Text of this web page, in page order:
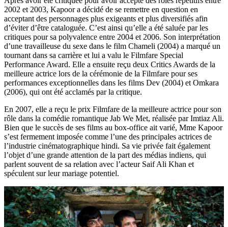
2002 et 2003, Kapoor a décidé de se remettre en question en
acceptant des personnages plus exigeants et plus diversifiés afin
d’éviter d’être cataloguée. C’est ainsi qu’elle a été saluée par les
critiques pour sa polyvalence entre 2004 et 2006. Son interprétation
d’une travailleuse du sexe dans le film Chameli (2004) a marqué un
tournant dans sa carrière et lui a valu le Filmfare Special
Performance Award. Elle a ensuite reçu deux Critics Awards de la
meilleure actrice lors de la cérémonie de la Filmfare pour ses
performances exceptionnelles dans les films Dev (2004) et Omkara
(2006), qui ont été acclamés par la critique.
En 2007, elle a reçu le prix Filmfare de la meilleure actrice pour son
rôle dans la comédie romantique Jab We Met, réalisée par Imtiaz Ali.
Bien que le succès de ses films au box-office ait varié, Mme Kapoor
s’est fermement imposée comme l’une des principales actrices de
l’industrie cinématographique hindi. Sa vie privée fait également
l’objet d’une grande attention de la part des médias indiens, qui
parlent souvent de sa relation avec l’acteur Saif Ali Khan et
spéculent sur leur mariage potentiel.